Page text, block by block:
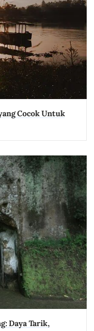
Cocok Untuk
Daya Tarik,